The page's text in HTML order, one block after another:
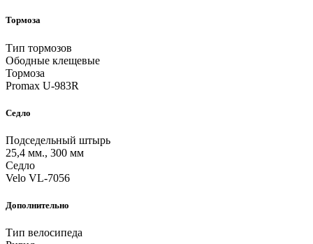
Тормоза
Тип тормозов
Ободные клещевые
Тормоза
Promax U-983R
Седло
Подседельный штырь
25,4 мм., 300 мм
Седло
Velo VL-7056
Дополнительно
Тип велосипеда